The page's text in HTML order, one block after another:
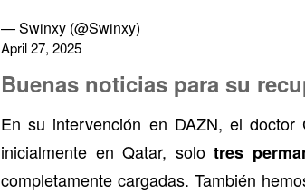
— Swinxy (@Swinxy)
April 27, 2025
Buenas noticias para su
En su intervención en DAZN, el
inicialmente en Qatar, solotres
completamente cargadas. También